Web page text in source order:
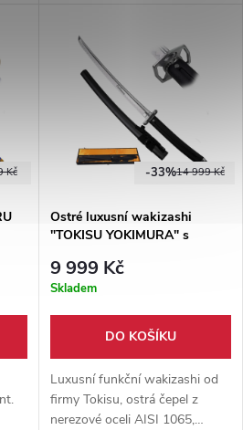
čistě bílá pochva.
Kč 14 999 Kč
-33%
Ostré luxusní wakizashi
"TOKISU YOKIMURA" s
9 999 Kč
Skladem
DO KOŠÍKU
Luxusní funkční wakizashi od
firmy Tokisu, ostrá čepel z
nerezové oceli AISI 1065,